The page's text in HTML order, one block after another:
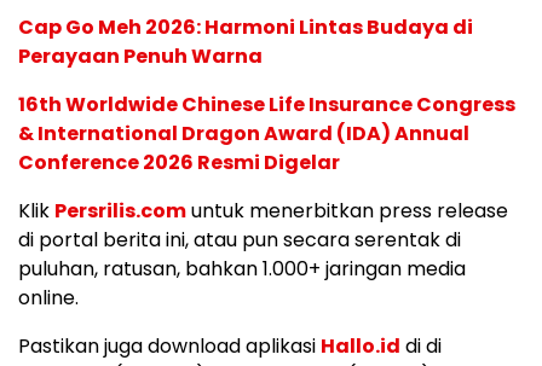
Cap Go Meh 2026: Harmoni Lintas Budaya di
Perayaan Penuh Warna
16th Worldwide Chinese Life Insurance Congress
& International Dragon Award (IDA) Annual
Conference 2026 Resmi Digelar
Klik Persrilis.comuntuk menerbitkan press release
di portal berita ini, atau pun secara serentak di
puluhan, ratusan, bahkan 1.000+ jaringan media
online.
Pastikan juga download aplikasi Hallo.id di di